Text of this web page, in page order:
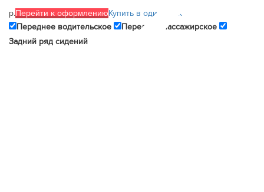
р.Перейти к оформлениюКупить в один клик
Переднее водительское
Переднее пассажирское
Задний ряд сидений